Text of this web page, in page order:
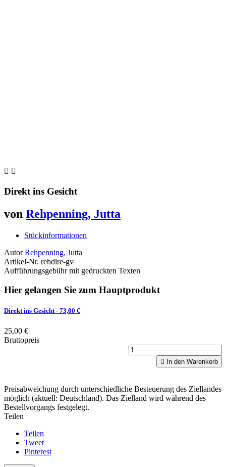
 
Direkt ins Gesicht
von Rehpenning, Jutta
Stückinformationen
Autor Rehpenning, Jutta
Artikel-Nr. rehdire-gv
Aufführungsgebühr mit gedruckten Texten
Hier gelangen Sie zum Hauptprodukt
Direkt ins Gesicht- 73,00 €
25,00 €
Bruttopreis
 In den Warenkorb
Preisabweichung durch unterschiedliche Besteuerung des Ziellandes
möglich (aktuell: Deutschland). Das Zielland wird während des
Bestellvorgangs festgelegt.
Teilen
Teilen
Tweet
Pinterest